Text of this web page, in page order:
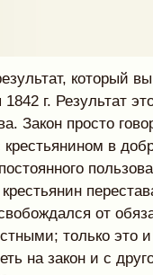
который
г. Результат
Закон просто
в
от
только это и
на закон и с